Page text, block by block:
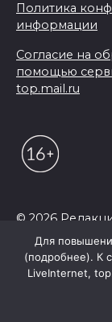
Политика
информации
Согласие на
помощью
top.mail.ru
© 2026
Для
(подробнее). К
LiveInternet,